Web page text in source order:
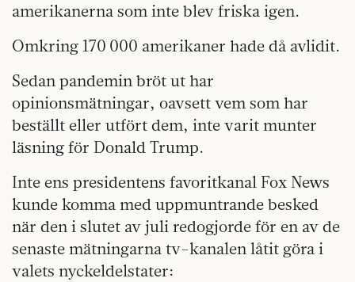
amerikanerna som inte blev friska igen.
Omkring 170 000 amerikaner hade då avlidit.
Sedan pandemin bröt ut har
opinionsmätningar, oavsett vem som har
beställt eller utfört dem, inte varit munter
läsning för Donald Trump.
Inte ens presidentens favoritkanal Fox News
kunde komma med uppmuntrande besked
när den i slutet av juli redogjorde för en av de
senaste mätningarna tv-kanalen låtit göra i
valets nyckeldelstater: